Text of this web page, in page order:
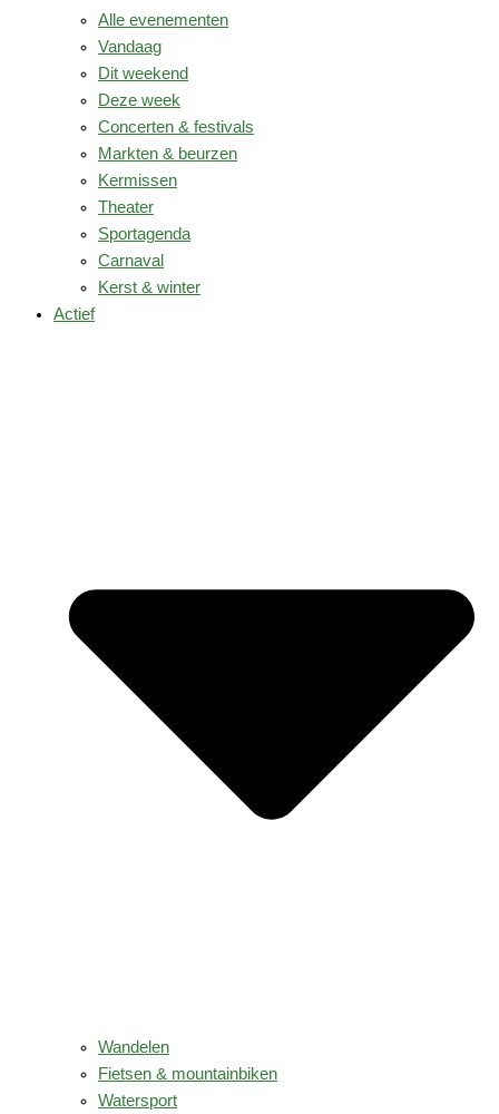
Alle evenementen
Vandaag
Dit weekend
Deze week
Concerten & festivals
Markten & beurzen
Kermissen
Theater
Sportagenda
Carnaval
Kerst & winter
Actief
Wandelen
Fietsen & mountainbiken
Watersport